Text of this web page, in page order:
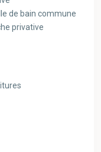
de bain commune
privative